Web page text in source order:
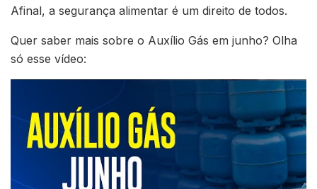
Afinal, a segurança alimentar é um direito de todos.
Quer saber mais sobre o Auxílio Gás em junho? Olha
só esse vídeo: